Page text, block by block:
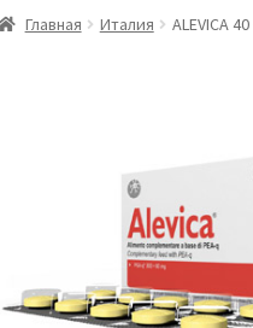
Главная Виды доставки
Главная Италия ALEVICA